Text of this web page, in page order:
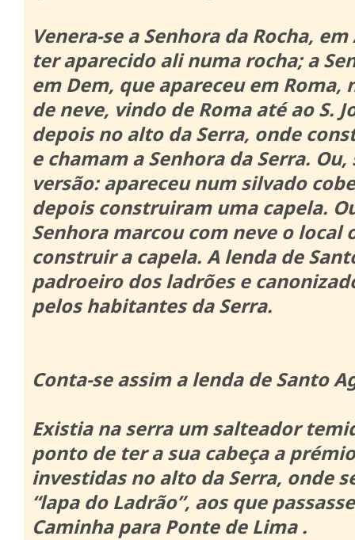
Venera-se a Senhora da Rocha,
ter aparecido ali numa rocha; a
em Dem, que apareceu em
de neve, vindo de Roma até ao S.
depois no alto da Serra, onde
e chamam a Senhora da Serra.
versão: apareceu num silvado
depois construiram uma capela.
Senhora marcou com neve o local
construir a capela. A lenda de
padroeiro dos ladrões e
pelos habitantes da Serra.
Conta-se assim a lenda de Santo
Existia na serra um salteador
ponto de ter a sua cabeça a
investidas no alto da Serra, onde
“lapa do Ladrão”, aos que
Caminha para Ponte de Lima .